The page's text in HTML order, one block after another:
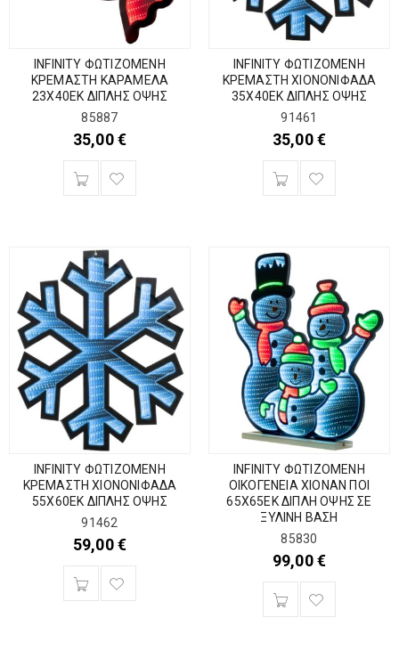
INFINITY ΦΩΤΙΖΟΜΕΝΗ
ΚΡΕΜΑΣΤΗ ΚΑΡΑΜΕΛΑ
23Χ40ΕΚ ΔΙΠΛΗΣ ΟΨΗΣ
85887
35,00€
INFINITY ΦΩΤΙΖΟΜΕΝΗ
ΚΡΕΜΑΣΤΗ ΧΙΟΝΟΝΙΦΑΔΑ
35Χ40ΕΚ ΔΙΠΛΗΣ ΟΨΗΣ
91461
35,00€
INFINITY ΦΩΤΙΖΟΜΕΝΗ
ΚΡΕΜΑΣΤΗ ΧΙΟΝΟΝΙΦΑΔΑ
55Χ60ΕΚ ΔΙΠΛΗΣ ΟΨΗΣ
91462
59,00€
INFINITY ΦΩΤΙΖΟΜΕΝΗ
ΟΙΚΟΓΕΝΕΙΑ ΧΙΟΝΑΝ ΠΟΙ
65Χ65ΕΚ ΔΙΠΛΗ ΟΨΗΣ ΣΕ
ΞΥΛΙΝΗ ΒΑΣΗ
85830
99,00€